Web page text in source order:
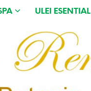
ULEI ESENTIAL